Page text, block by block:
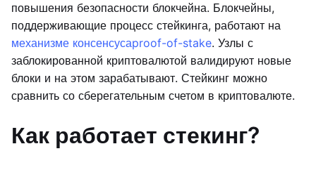
повышения безопасности блокчейна. Блокчейны,
поддерживающие процесс стейкинга, работают на
механизме консенсусаproof-of-stake. Узлы с
заблокированной криптовалютой валидируют новые
блоки и на этом зарабатывают. Стейкинг можно
сравнить со сберегательным счетом в криптовалюте.
Как работает стекинг?